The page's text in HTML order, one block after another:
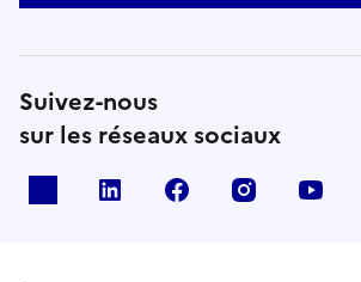
Suivez-nous
sur les réseaux sociaux
Linkedin Facebook Instagram